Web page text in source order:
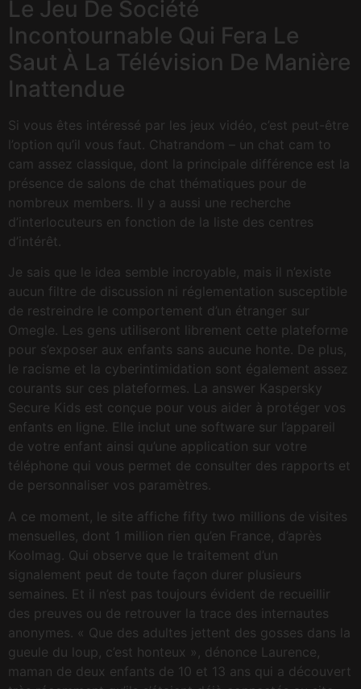
Le Jeu De Société
Incontournable Qui Fera Le
Saut À La Télévision De Manière
Inattendue
Si vous êtes intéressé par les jeux vidéo, c’est peut-être
l’option qu’il vous faut. Chatrandom – un chat cam to
cam assez classique, dont la principale différence est la
présence de salons de chat thématiques pour de
nombreux members. Il y a aussi une recherche
d’interlocuteurs en fonction de la liste des centres
d’intérêt.
Je sais que le idea semble incroyable, mais il n’existe
aucun filtre de discussion ni réglementation susceptible
de restreindre le comportement d’un étranger sur
Omegle. Les gens utiliseront librement cette plateforme
pour s’exposer aux enfants sans aucune honte. De plus,
le racisme et la cyberintimidation sont également assez
courants sur ces plateformes. La answer Kaspersky
Secure Kids est conçue pour vous aider à protéger vos
enfants en ligne. Elle inclut une software sur l’appareil
de votre enfant ainsi qu’une application sur votre
téléphone qui vous permet de consulter des rapports et
de personnaliser vos paramètres.
A ce moment, le site affiche fifty two millions de visites
mensuelles, dont 1 million rien qu’en France, d’après
Koolmag. Qui observe que le traitement d’un
signalement peut de toute façon durer plusieurs
semaines. Et il n’est pas toujours évident de recueillir
des preuves ou de retrouver la trace des internautes
anonymes. « Que des adultes jettent des gosses dans la
gueule du loup, c’est honteux », dénonce Laurence,
maman de deux enfants de 10 et 13 ans qui a découvert